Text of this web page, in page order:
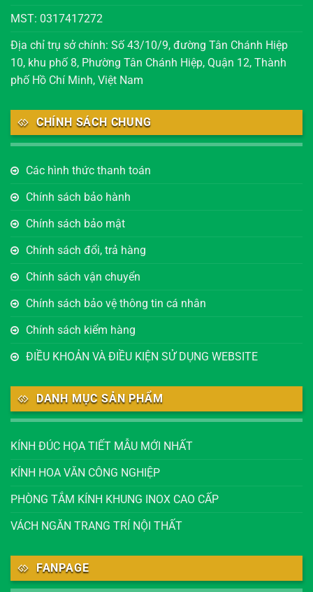
MST: 0317417272
Địa chỉ trụ sở chính: Số 43/10/9, đường Tân Chánh Hiệp
10, khu phố 8, Phường Tân Chánh Hiệp, Quận 12, Thành
phố Hồ Chí Minh, Việt Nam
CHÍNH SÁCH CHUNG
Các hình thức thanh toán
Chính sách bảo hành
Chính sách bảo mật
Chính sách đổi, trả hàng
Chính sách vận chuyển
Chính sách bảo vệ thông tin cá nhân
Chính sách kiểm hàng
ĐIỀU KHOẢN VÀ ĐIỀU KIỆN SỬ DỤNG WEBSITE
DANH MỤC SẢN PHẨM
KÍNH ĐÚC HỌA TIẾT MẪU MỚI NHẤT
KÍNH HOA VĂN CÔNG NGHIỆP
PHÒNG TẮM KÍNH KHUNG INOX CAO CẤP
VÁCH NGĂN TRANG TRÍ NỘI THẤT
FANPAGE